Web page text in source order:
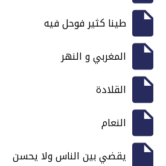
طينا كثير فوحل فيه
المغربي و النهر
القلادة
النعام
يقضي بين الناس ولا يحسن